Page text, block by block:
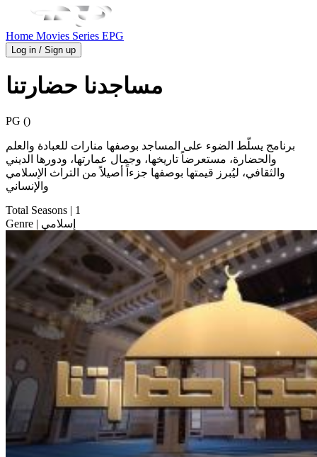
Home Movies Series EPG
Log in / Sign up
مساجدنا حضارتنا
PG ()
برنامج يسلّط الضوء على المساجد بوصفها منارات للعبادة والعلم
والحضارة، مستعرضاً تاريخها، وجمال عمارتها، ودورها الديني
والثقافي، ليُبرز قيمتها بوصفها جزءاً أصيلاً من التراث الإسلامي
والإنساني
Total Seasons | 1
Genre
| إسلامي